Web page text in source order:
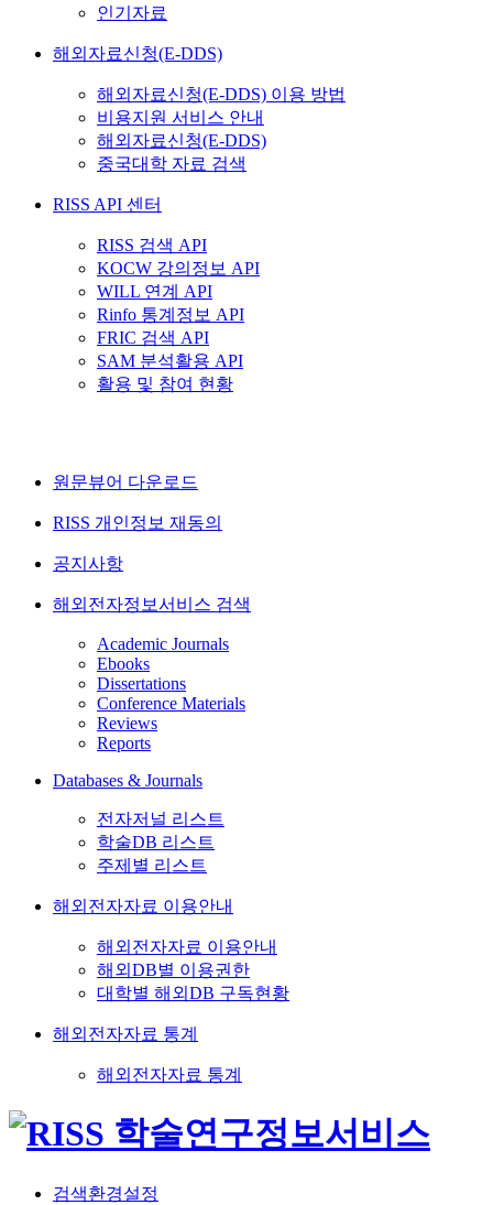
인기자료
해외자료신청(E-DDS)
해외자료신청(E-DDS) 이용 방법
비용지원 서비스 안내
해외자료신청(E-DDS)
중국대학 자료 검색
RISS API 센터
RISS 검색 API
KOCW 강의정보 API
WILL 연계 API
Rinfo 통계정보 API
FRIC 검색 API
SAM 분석활용 API
활용 및 참여 현황
원문뷰어 다운로드
RISS 개인정보 재동의
공지사항
해외전자정보서비스 검색
Academic Journals
Ebooks
Dissertations
Conference Materials
Reviews
Reports
Databases & Journals
전자저널 리스트
학술DB 리스트
주제별 리스트
해외전자자료 이용안내
해외전자자료 이용안내
해외DB별 이용권한
대학별 해외DB 구독현황
해외전자자료 통계
해외전자자료 통계
검색환경설정